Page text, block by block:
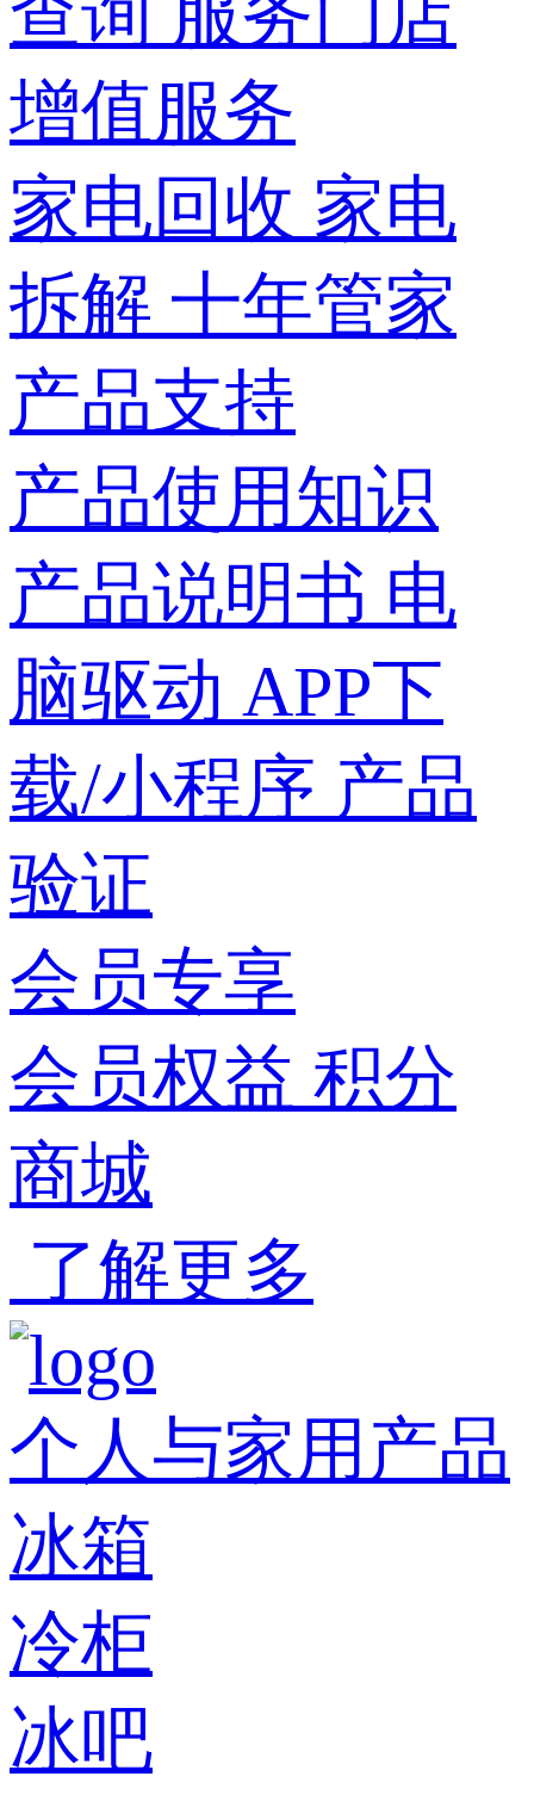
增值服务
家电回收 家电
拆解 十年管家
产品支持
产品使用知识
产品说明书 电
脑驱动 APP下
载/小程序 产品
验证
会员专享
会员权益 积分
商城
了解更多
个人与家用产品
冰箱
冷柜
冰吧